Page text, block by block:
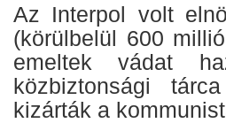
Az Interpol volt
(körülbelül 600
emeltek vádat
közbiztonsági
kizárták a